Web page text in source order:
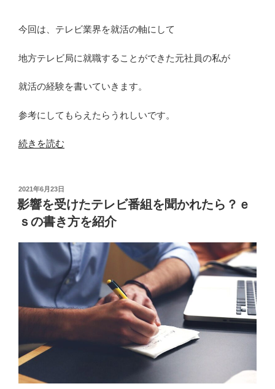
今回は、テレビ業界を就活の軸にして
地方テレビ局に就職することができた元社員の私が
就活の経験を書いていきます。
参考にしてもらえたらうれしいです。
“テ
業
界
を
活
の
軸
｜
マ
コ
ミ
や
続きを読む
投
稿
日:
2021年6月23日
影響を受けたテレビ番組を聞かれたら？ｅ
ｓの書き方を紹介